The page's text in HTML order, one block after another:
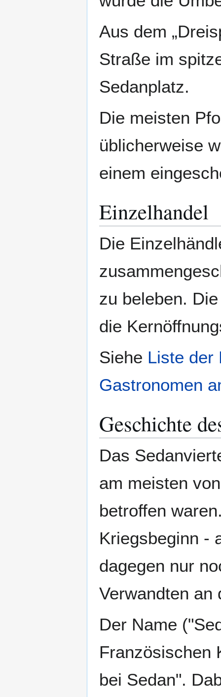
Aus dem
Straße im
Sedanplatz.
Die meisten
üblicherweise
einem
Einzelhandel
Die
zu beleben.
die
Siehe Liste der
Gastronomen
Geschichte
Das
am meisten
betroffen
Kriegsbeginn -
dagegen nur
Verwandten an
Der Name
Französischen
bei Sedan".